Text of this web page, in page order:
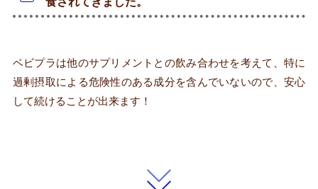
ベビプラは他のサプリメントとの飲み合わせを考えて、特に
過剰摂取による危険性のある成分を含んでいないので、安心
して続けることが出来ます！